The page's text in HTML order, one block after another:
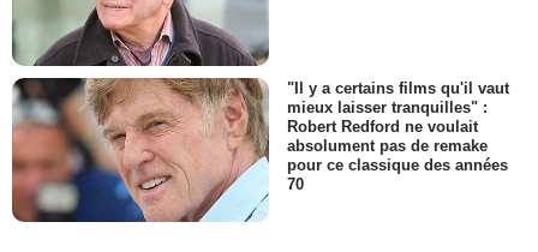
"Il y a certains films qu'il vaut
mieux laisser tranquilles" :
Robert Redford ne voulait
absolument pas de remake
pour ce classique des années
70